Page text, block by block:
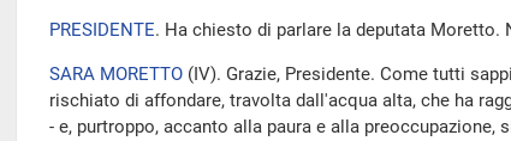
PRESIDENTE. Ha chiesto di parlare la deputata Moretto.
SARA MORETTO (IV). Grazie, Presidente. Come tutti
rischiato di affondare, travolta dall'acqua alta, che ha
- e, purtroppo, accanto alla paura e alla preoccupazione,